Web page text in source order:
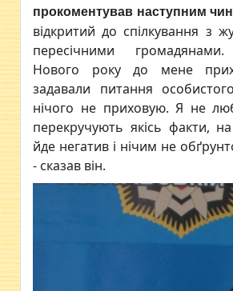
прокоментував наступним
відкритий до спілкування з
пересічними
Нового року до мене
задавали питання
нічого не приховую. Я не
перекручують якісь факти, на
йде негатив і нічим не
- сказав він.